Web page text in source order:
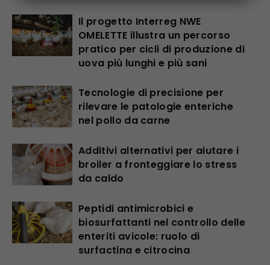
Il progetto Interreg NWE
OMELETTE illustra un percorso
pratico per cicli di produzione di
uova più lunghi e più sani
Tecnologie di precisione per
rilevare le patologie enteriche
nel pollo da carne
Additivi alternativi per aiutare i
broiler a fronteggiare lo stress
da caldo
Peptidi antimicrobici e
biosurfattanti nel controllo delle
enteriti avicole: ruolo di
surfactina e citrocina